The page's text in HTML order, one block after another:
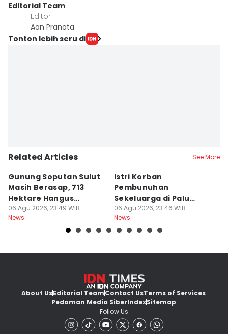
Editorial Team
Editor
Aan Pranata
Tonton lebih seru di
Related Articles See More
Gunung Soputan Sulut
Masih Berasap, 713
Hektare Hangus
Terbakar
06 Agu 2026, 23:49 WIB
News
Istri Korban
Pembunuhan
Sekeluarga di Palu
Meninggal di Rumah
Sakit
06 Agu 2026, 23:46 WIB
News
About UsEditorial TeamContact UsTerms of Services
Pedoman Media SiberIndexSitemap
Follow Us